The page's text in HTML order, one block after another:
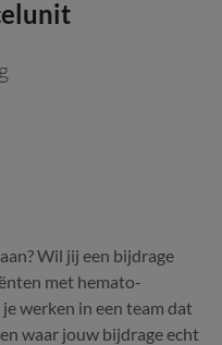
Wil jij een bijdrage
met hemato-
werken in een team dat
waar jouw bijdrage echt